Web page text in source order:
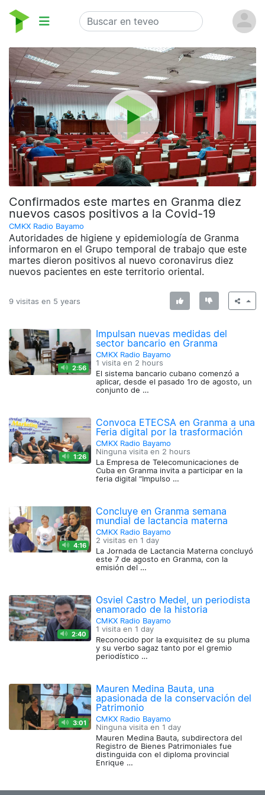
Confirmados este martes en Granma diez
nuevos casos positivos a la Covid-19
CMKX Radio Bayamo
Autoridades de higiene y epidemiología de Granma
informaron en el Grupo temporal de trabajo que este
martes dieron positivos al nuevo coronavirus diez
nuevos pacientes en este territorio oriental.
9 visitas en 5 years
2:56
Impulsan nuevas medidas del
sector bancario en Granma
CMKX Radio Bayamo
1 visita en 2 hours
El sistema bancario cubano comenzó a
aplicar, desde el pasado 1ro de agosto, un
conjunto de …
1:26
Convoca ETECSA en Granma a una
Feria digital por la trasformación
CMKX Radio Bayamo
Ninguna visita en 2 hours
La Empresa de Telecomunicaciones de
Cuba en Granma invita a participar en la
feria digital “Impulso …
4:16
Concluye en Granma semana
mundial de lactancia materna
CMKX Radio Bayamo
2 visitas en 1 day
La Jornada de Lactancia Materna concluyó
este 7 de agosto en Granma, con la
emisión del …
2:40
Osviel Castro Medel, un periodista
enamorado de la historia
CMKX Radio Bayamo
1 visita en 1 day
Reconocido por la exquisitez de su pluma
y su verbo sagaz tanto por el gremio
periodístico …
3:01
Mauren Medina Bauta, una
apasionada de la conservación del
Patrimonio
CMKX Radio Bayamo
Ninguna visita en 1 day
Mauren Medina Bauta, subdirectora del
Registro de Bienes Patrimoniales fue
distinguida con el diploma provincial
Enrique …